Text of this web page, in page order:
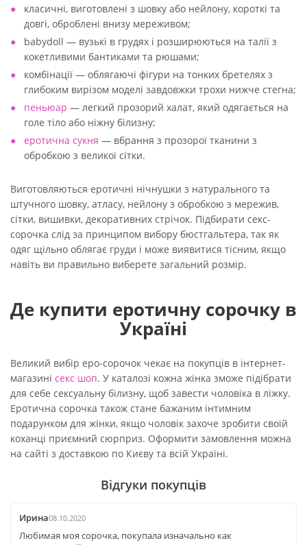
класичні, виготовлені з шовку або нейлону, короткі та
довгі, оброблені внизу мереживом;
babydoll — вузькі в грудях і розширюються на талії з
кокетливими бантиками та рюшами;
комбінації — облягаючі фігури на тонких бретелях з
глибоким вирізом моделі завдовжки трохи нижче стегна;
пеньюар — легкий прозорий халат, який одягається на
голе тіло або ніжну білизну;
еротична сукня — вбрання з прозорої тканини з
обробкою з великої сітки.
Виготовляються еротичні нічнушки з натурального та
штучного шовку, атласу, нейлону з обробкою з мережив,
сітки, вишивки, декоративних стрічок. Підбирати секс-
сорочка слід за принципом вибору бюстгальтера, так як
одяг щільно облягає груди і може виявитися тісним, якщо
навіть ви правильно виберете загальний розмір.
Де купити еротичну сорочку в
Україні
Великий вибір еро-сорочок чекає на покупців в інтернет-
магазині секс шоп. У каталозі кожна жінка зможе підібрати
для себе сексуальну білизну, щоб завести чоловіка в ліжку.
Еротична сорочка також стане бажаним інтимним
подарунком для жінки, якщо чоловік захоче зробити своїй
коханці приємний сюрприз. Оформити замовлення можна
на сайті з доставкою по Києву та всій Україні.
Відгуки покупців
Ирина08.10.2020
Любимая моя сорочка, покупала изначально как